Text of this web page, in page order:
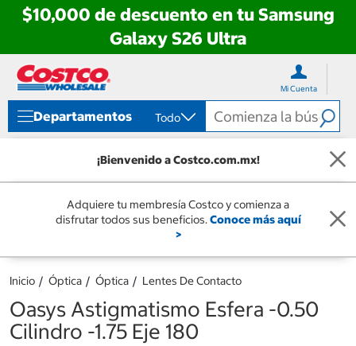
$10,000 de descuento en tu Samsung
Galaxy S26 Ultra
directo
contenido
directo
menú
navegación
Mi Cuenta
Departamentos Todo
¡Bienvenido a Costco.com.mx!
Adquiere tu membresía Costco y comienza a
disfrutar todos sus beneficios.Conoce más aquí
>
Inicio Óptica Óptica Lentes De Contacto
Oasys Astigmatismo Esfera -0.50
Cilindro -1.75 Eje 180